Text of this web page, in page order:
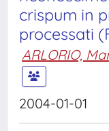
crispum in
processati
ARLORIO,
2004-01-01